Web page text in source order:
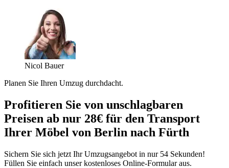
Nicol Bauer
Planen Sie Ihren Umzug durchdacht.
Profitieren Sie von unschlagbaren
Preisen ab nur 28€ für den Transport
Ihrer Möbel von Berlin nach Fürth
Sichern Sie sich jetzt Ihr Umzugsangebot in nur 54 Sekunden!
Füllen Sie einfach unser kostenloses Online-Formular aus.